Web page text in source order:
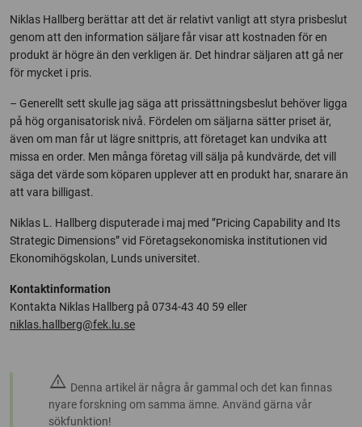
Niklas Hallberg berättar att det är relativt vanligt att styra prisbeslut
genom att den information säljare får visar att kostnaden för en
produkt är högre än den verkligen är. Det hindrar säljaren att gå ner
för mycket i pris.
– Generellt sett skulle jag säga att prissättningsbeslut behöver ligga
på hög organisatorisk nivå. Fördelen om säljarna sätter priset är,
även om man får ut lägre snittpris, att företaget kan undvika att
missa en order. Men många företag vill sälja på kundvärde, det vill
säga det värde som köparen upplever att en produkt har, snarare än
att vara billigast.
Niklas L. Hallberg disputerade i maj med ”Pricing Capability and Its
Strategic Dimensions” vid Företagsekonomiska institutionen vid
Ekonomihögskolan, Lunds universitet.
Kontaktinformation
Kontakta Niklas Hallberg på 0734-43 40 59 eller
niklas.hallberg@fek.lu.se
warning Denna artikel är några år gammal och det kan finnas
nyare forskning om samma ämne. Använd gärna vår
sökfunktion!